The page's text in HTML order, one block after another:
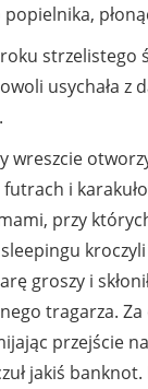
strzelistego
usychała
wreszcie
i
przy których
groszy i
tragarza. Za
przejście
jakiś